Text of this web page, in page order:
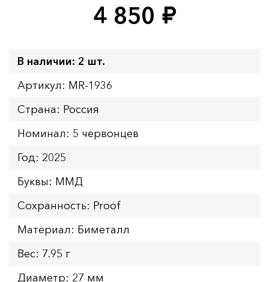
4 850 руб.
В наличии: 2 шт.
Артикул: MR-1936
Страна: Россия
Номинал: 5 червонцев
Год: 2025
Буквы: ММД
Сохранность: Proof
Материал: Биметалл
Вес: 7.95 г
Диаметр: 27 мм